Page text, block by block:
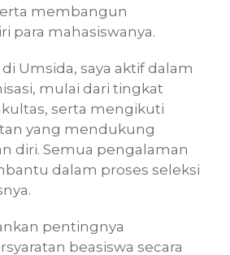
membangun
para mahasiswanya.
Umsida, saya aktif dalam
mulai dari tingkat
serta mengikuti
yang mendukung
diri. Semua pengalaman
dalam proses seleksi
pentingnya
beasiswa secara